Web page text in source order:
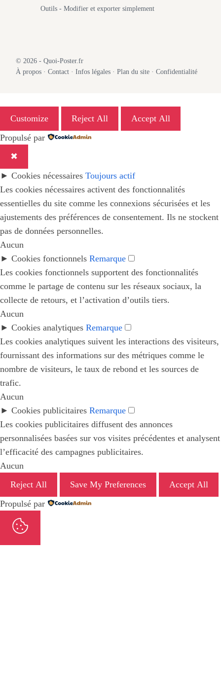
Outils - Modifier et exporter simplement
© 2026 - Quoi-Poster.fr
À propos · Contact · Infos légales · Plan du site · Confidentialité
Customize Reject All
Accept All
Propulsé par
✖
► Cookies nécessaires Toujours actif
Les cookies nécessaires activent des fonctionnalités
essentielles du site comme les connexions sécurisées et les
ajustements des préférences de consentement. Ils ne stockent
pas de données personnelles.
Aucun
► Cookies fonctionnels Remarque
Les cookies fonctionnels supportent des fonctionnalités
comme le partage de contenu sur les réseaux sociaux, la
collecte de retours, et l’activation d’outils tiers.
Aucun
► Cookies analytiques Remarque
Les cookies analytiques suivent les interactions des visiteurs,
fournissant des informations sur des métriques comme le
nombre de visiteurs, le taux de rebond et les sources de
trafic.
Aucun
► Cookies publicitaires Remarque
Les cookies publicitaires diffusent des annonces
personnalisées basées sur vos visites précédentes et analysent
l’efficacité des campagnes publicitaires.
Aucun
Reject All
Save My Preferences
Accept All
Propulsé par